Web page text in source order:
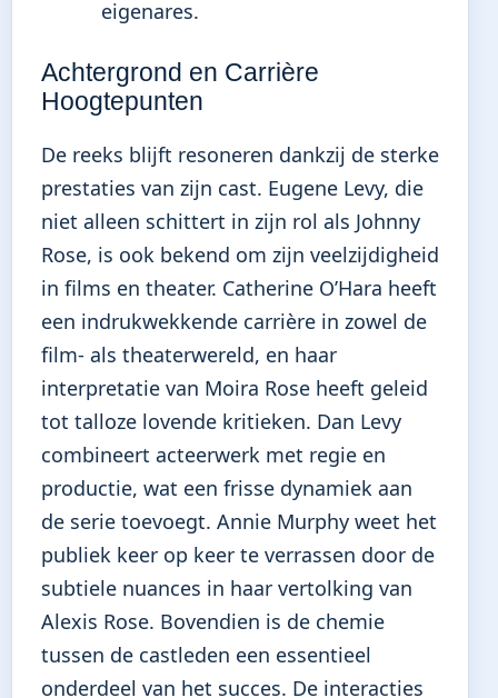
eigenares.
Achtergrond en Carrière
Hoogtepunten
De reeks blijft resoneren dankzij de sterke
prestaties van zijn cast. Eugene Levy, die
niet alleen schittert in zijn rol als Johnny
Rose, is ook bekend om zijn veelzijdigheid
in films en theater. Catherine O’Hara heeft
een indrukwekkende carrière in zowel de
film- als theaterwereld, en haar
interpretatie van Moira Rose heeft geleid
tot talloze lovende kritieken. Dan Levy
combineert acteerwerk met regie en
productie, wat een frisse dynamiek aan
de serie toevoegt. Annie Murphy weet het
publiek keer op keer te verrassen door de
subtiele nuances in haar vertolking van
Alexis Rose. Bovendien is de chemie
tussen de castleden een essentieel
onderdeel van het succes. De interacties